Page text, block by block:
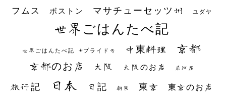
フムス ボストン マサチューセッツ州 ユダヤ
世界ごはんたべ記
世界ごはんたべ記 #プライド号 中東料理 京都
京都のお店 大阪 大阪のお店 居酒屋
旅行記 日本 日記 朝食 東京 東京のお店